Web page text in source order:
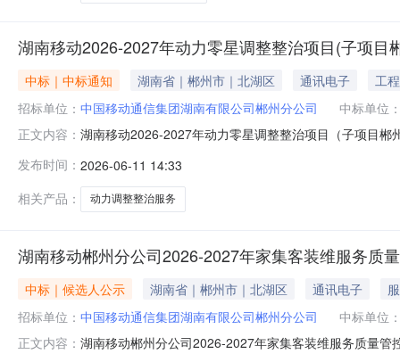
湖南移动2026-2027年动力零星调整整治项目(子项目
中标｜中标通知 湖南省｜郴州市｜北湖区 通讯电子
工程
招标单位： 中国移动通信集团湖南有限公司郴州分公司
中标单位
正文内容： 湖南移动2026-2027年动力零星调整整治项目（子项目
发布时间： 2026-06-11 14:33
相关产品：
动力调整整治服务
湖南移动郴州分公司2026-2027年家集客装维服务质
中标｜候选人公示 湖南省｜郴州市｜北湖区 通讯电子
招标单位： 中国移动通信集团湖南有限公司郴州分公司
中标单位
正文内容： 湖南移动郴州分公司2026-2027年家集客装维服务质量